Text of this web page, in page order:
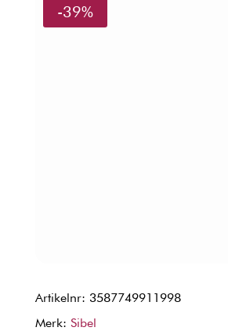
-39%
Artikelnr: 3587749911998
Merk: Sibel